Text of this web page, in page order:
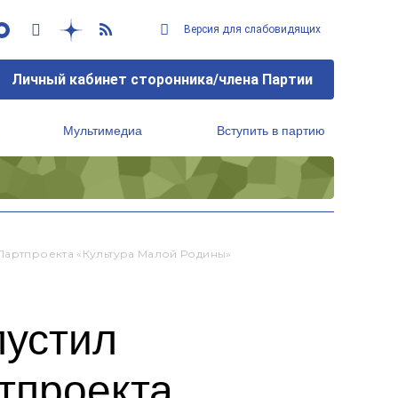
Версия для слабовидящих
Личный кабинет сторонника/члена Партии
Мультимедиа Вступить в партию
«Культура Малой Родины»